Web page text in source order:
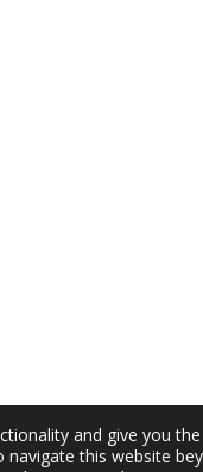
and give you
navigate this website